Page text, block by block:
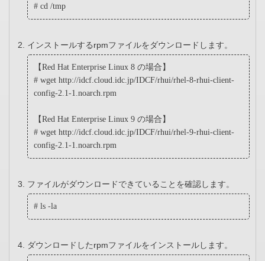
# cd /tmp
インストールするrpmファイルをダウンロードします。
【Red Hat Enterprise Linux 8 の場合】
# wget http://idcf.cloud.idc.jp/IDCF/rhui/rhel-8-rhui-client-
config-2.1-1.noarch.rpm
【Red Hat Enterprise Linux 9 の場合】
# wget http://idcf.cloud.idc.jp/IDCF/rhui/rhel-9-rhui-client-
config-2.1-1.noarch.rpm
ファイルがダウンロードできていることを確認します。
# ls -la
ダウンロードしたrpmファイルをインストールします。